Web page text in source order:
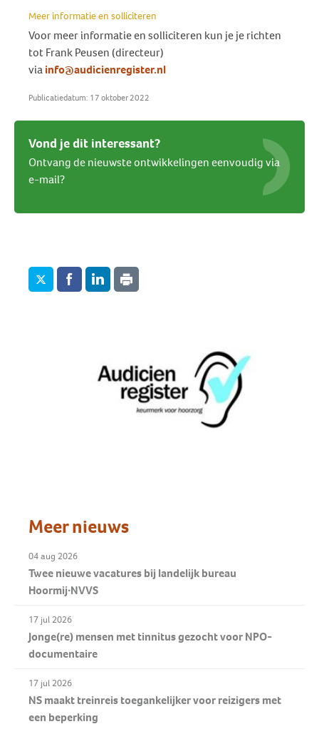
Meer informatie en solliciteren
Voor meer informatie en solliciteren kun je je richten
tot Frank Peusen (directeur)
viainfo@audicienregister.nl
Publicatiedatum: 17 oktober 2022
Vond je dit interessant?
Ontvang de nieuwste ontwikkelingen eenvoudig via
e-mail?
Meer nieuws
04 aug 2026
Twee nieuwe vacatures bij landelijk bureau
Hoormij∙NVVS
17 jul 2026
Jonge(re) mensen met tinnitus gezocht voor NPO-
documentaire
17 jul 2026
NS maakt treinreis toegankelijker voor reizigers met
een beperking